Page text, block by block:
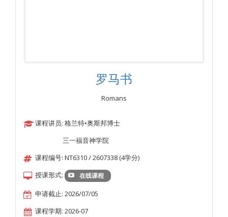
罗马书
Romans
课程讲员: 格兰特•奥斯邦博士
三一福音神学院
课程编号: NT6310 / 2607338 (4学分)
授课形式:
在线课程
申请截止: 2026/07/05
课程学期: 2026-07